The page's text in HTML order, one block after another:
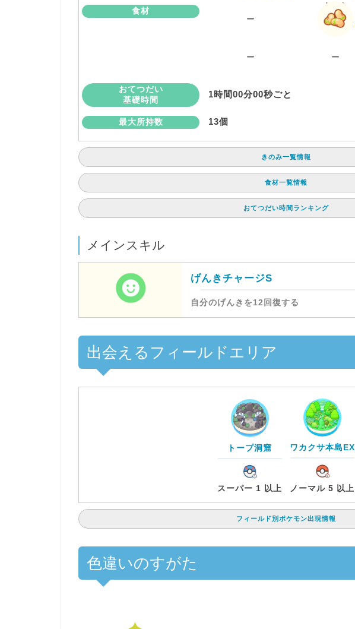
食材
ー
Lv.30
ー ー
おてつだい
基礎時間
1時間00分00秒ごと
最大所持数 13個
きのみ一覧情報
食材一覧情報
おてつだい時間ランキング
メインスキル
げんきチャージS
自分のげんきを12回復する
出会えるフィールドエリア
トープ洞窟
スーパー 1 以上
ワカクサ本島EX
ノーマル 5 以上
フィールド別ポケモン出現情報
色違いのすがた